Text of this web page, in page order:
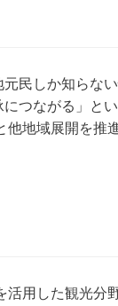
民しか知らな
つながる」と
地域展開を推
用した観光分